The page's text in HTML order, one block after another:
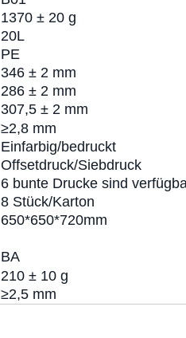
1370 ± 20 g
20L
PE
346 ± 2 mm
286 ± 2 mm
307,5 ± 2 mm
≥2,8 mm
Einfarbig/bedruckt
Offsetdruck/Siebdruck
6 bunte Drucke sind
8 Stück/Karton
650*650*720mm
BA
210 ± 10 g
≥2,5 mm